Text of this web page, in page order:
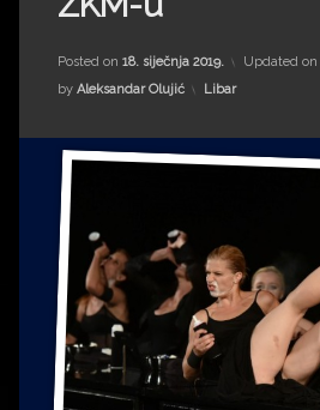
Impressum
Milenko Strižak
Drugi autori
Drugi autori
Ljiljana Lekanić-Kljaić
Željko Krznarić
Mario Lovreković
Miroslav Šantek
Posted on 18. siječnja 2019. Updated on
by Aleksandar Olujić Kategorije:
Libar